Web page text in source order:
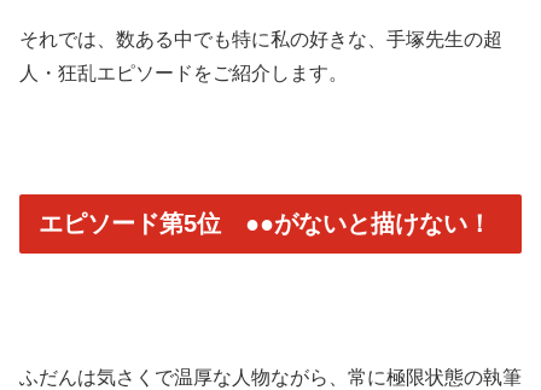
それでは、数ある中でも特に私の好きな、手塚先生の超
人・狂乱エピソードをご紹介します。
エピソード第5位 ●●がないと描けない！
ふだんは気さくで温厚な人物ながら、常に極限状態の執筆